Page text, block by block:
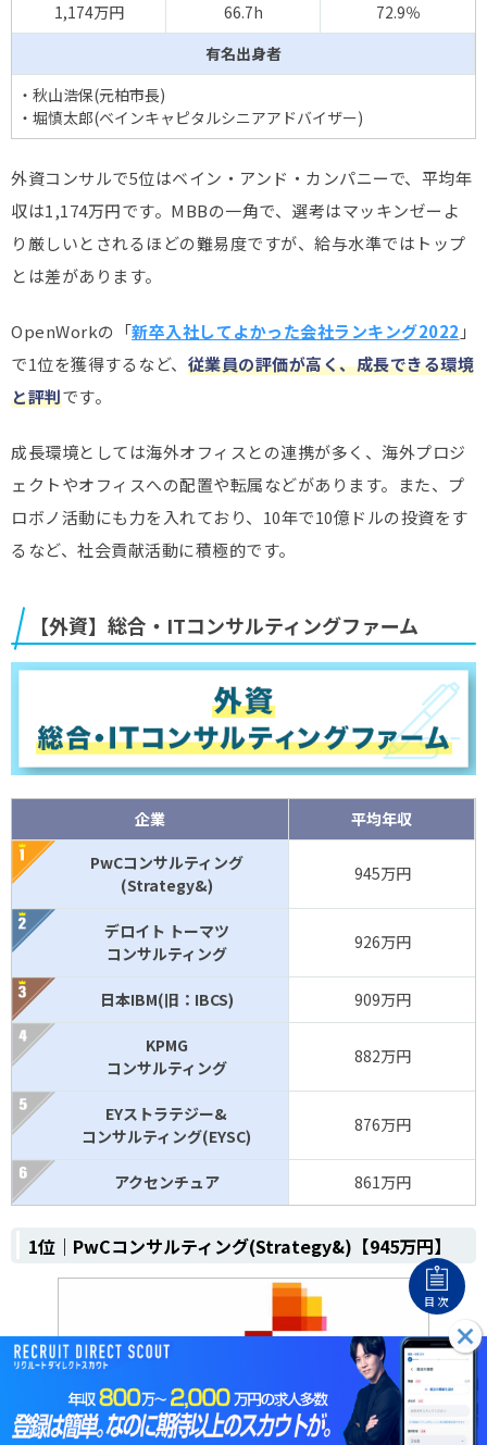
1,174万円
66.7h
72.9％
有名出身者
・秋山浩保(元柏市長)
・堀慎太郎(ベインキャピタルシニアアドバイザー)
外資コンサルで5位はベイン・アンド・カンパニーで、平均年
収は1,174万円です。MBBの一角で、選考はマッキンゼーよ
り厳しいとされるほどの難易度ですが、給与水準ではトップ
とは差があります。
OpenWorkの「新卒入社してよかった会社ランキング2022 」
で1位を獲得するなど、 従業員の評価が高く、成長できる環境
と評判です。
成長環境としては海外オフィスとの連携が多く、海外プロジ
ェクトやオフィスへの配置や転属などがあります。また、プ
ロボノ活動にも力を入れており、10年で10億ドルの投資をす
るなど、社会貢献活動に積極的です。
【外資】総合・ITコンサルティングファーム
企業
平均年収
PwCコンサルティング
(Strategy&)
945万円
デロイト トーマツ
コンサルティング
926万円
日本IBM(旧：IBCS) 909万円
KPMG
コンサルティング
882万円
EYストラテジー&
コンサルティング(EYSC)
876万円
アクセンチュア 861万円
1位｜PwCコンサルティング(Strategy&)【945万円】
目次